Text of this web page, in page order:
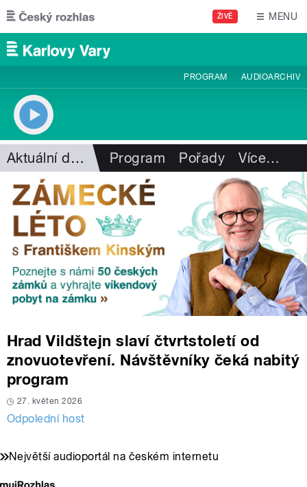
Přejít k hlavnímu obsahu
ŽIVĚ MENU
PROGRAM AUDIOARCHIV
Aktuální dění Program Pořady Více…
Hrad Vildštejn slaví čtvrtstoletí od
znovuotevření. Návštěvníky čeká nabitý
program
27. květen 2026
Odpolední host
Největší audioportál na českém internetu